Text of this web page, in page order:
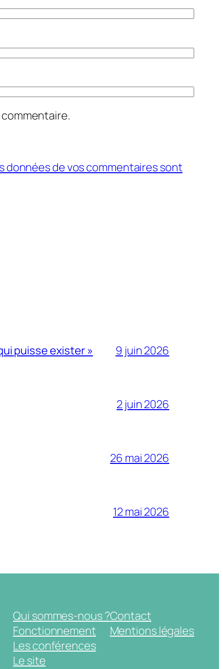
données de vos commentaires sont
puisse exister » 9 juin 2026
2 juin 2026
26 mai 2026
12 mai 2026
Qui sommes-nous ?
Fonctionnement
Les conférences
Le site
Contact
Mentions légales